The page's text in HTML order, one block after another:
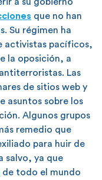
que no han
Su régimen ha
activistas pacíficos,
la oposición, a
Las
de sitios web y
asuntos sobre los
Algunos grupos
remedio que
para huir de
salvo, ya que
de todo el mundo